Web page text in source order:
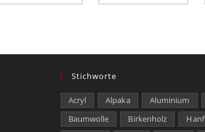
Stichworte
Acryl Alpaka Aluminium
Baumwolle
Birkenholz Hanf